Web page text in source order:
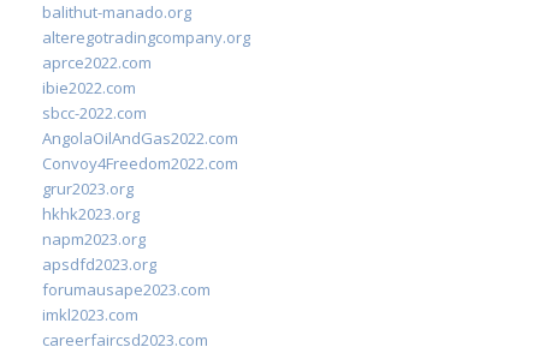
balithut-manado.org
alteregotradingcompany.org
aprce2022.com
ibie2022.com
sbcc-2022.com
AngolaOilAndGas2022.com
Convoy4Freedom2022.com
grur2023.org
hkhk2023.org
napm2023.org
apsdfd2023.org
forumausape2023.com
imkl2023.com
careerfaircsd2023.com